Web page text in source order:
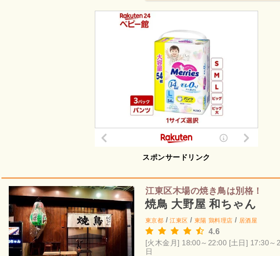
スポンサードリンク
江東区木場の焼き鳥は別格！
焼鳥 大野屋 和ちゃん
東京都 /江東区 / 東陽 鶏料理店 / 居酒屋
4.6
[火木金月] 18:00～22:00 [土日] 17:30～
日